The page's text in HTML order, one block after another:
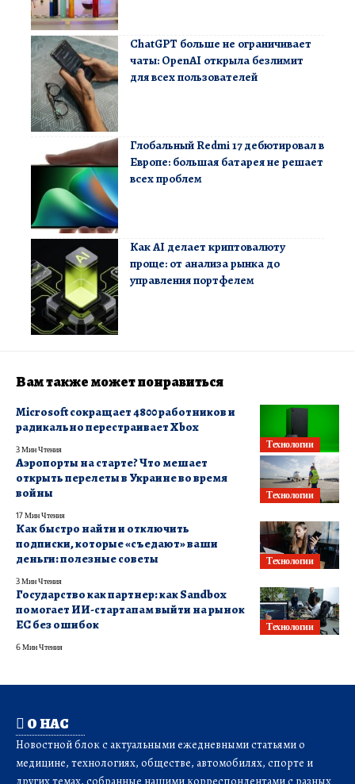
ChatGPT больше не ограничивает
чаты: OpenAI открыла безлимит
для всех пользователей
Глобальный Redmi 17 дебютировал в
Европе: большая батарея не решает
всех проблем
Как AI делает криптовалюту
проще: от анализа рынка до
управления портфелем
Вам также может понравиться
Технологии
Microsoft сокращает 4800 работников и
радикально перестраивает Xbox
3 Мин Чтения
Технологии
Аэропорты на старте? Что мешает
открыть перелеты в Украине во время
войны
17 Мин Чтения
Технологии
Как быстро найти и отключить
подписки, которые «съедают» ваши
деньги: полезные советы
3 Мин Чтения
Технологии
Государство как партнер: как Sandbox
помогает ИИ-стартапам выйти на рынок
ЕС без ошибок
6 Мин Чтения
О НАС
Новостной блок с актуальными ежедневными статьями о
медицине, технологиях, обществе, автомобилях, спорте и